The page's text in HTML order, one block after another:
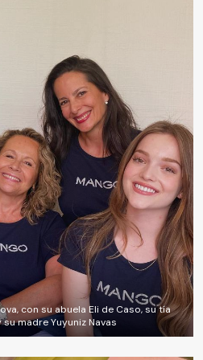
con su abuela Eli de Caso, su tía
su madre Yuyuniz Navas